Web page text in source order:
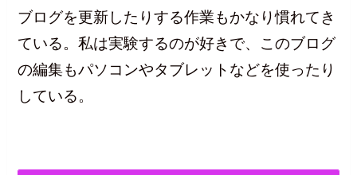
ブログを更新したりする作業もかなり慣れてき
ている。私は実験するのが好きで、このブログ
の編集もパソコンやタブレットなどを使ったり
している。